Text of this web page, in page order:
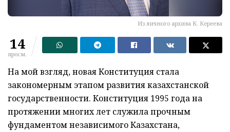
Из личного архива К. Кереева
14
просм.
На мой взгляд, новая Конституция стала
закономерным этапом развития казахстанской
государственности. Конституция 1995 года на
протяжении многих лет служила прочным
фундаментом независимого Казахстана,